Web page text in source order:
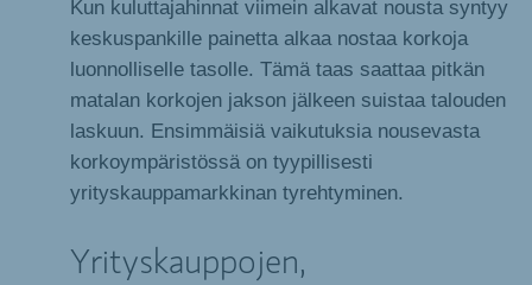
Kun kuluttajahinnat viimein alkavat nousta syntyy
keskuspankille painetta alkaa nostaa korkoja
luonnolliselle tasolle. Tämä taas saattaa pitkän
matalan korkojen jakson jälkeen suistaa talouden
laskuun. Ensimmäisiä vaikutuksia nousevasta
korkoympäristössä on tyypillisesti
yrityskauppamarkkinan tyrehtyminen.
Yrityskauppojen,